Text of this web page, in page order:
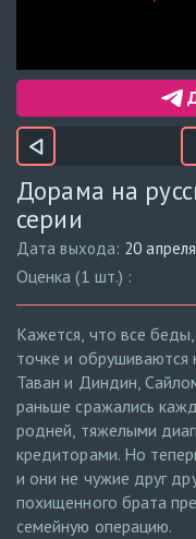
Дорама на
серии
Дата выхода: 20
Оценка (1 шт.) :
Кажется, что все
точке и обрушиваются
Таван и Диндин,
раньше сражались
родней, тяжелыми
кредиторами. Но
и они не чужие друг
похищенного брата
семейную операцию.